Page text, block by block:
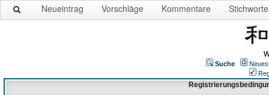
Neueintrag Vorschläge Kommentare Stichworte
Suche